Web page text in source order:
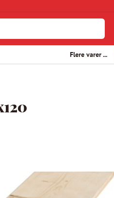
Flere varer ...